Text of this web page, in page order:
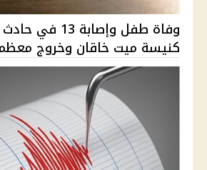
وفاة طفل وإصابة
كنيسة ميت خاقان وخروج